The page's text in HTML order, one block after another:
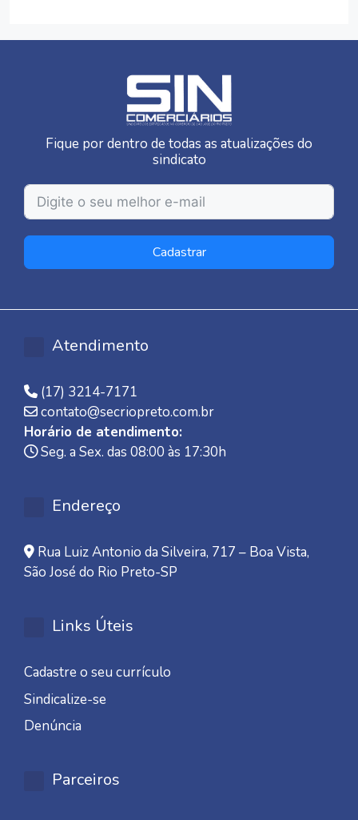
Fique por dentro de todas as atualizações do
sindicato
Cadastrar
Atendimento
(17) 3214-7171
contato@secriopreto.com.br
Horário de atendimento:
Seg. a Sex. das 08:00 às 17:30h
Endereço
Rua Luiz Antonio da Silveira, 717 – Boa Vista,
São José do Rio Preto-SP
Links Úteis
Cadastre o seu currículo
Sindicalize-se
Denúncia
Parceiros